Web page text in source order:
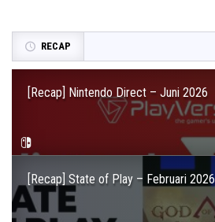
RECAP
[Recap] Nintendo Direct – Juni 2026
[Recap] State of Play – Februari 2026